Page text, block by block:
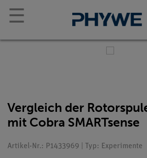
☰
Vergleich der
mit Cobra SMARTsense
Artikel-Nr.: P1433969 | Typ: Experimente